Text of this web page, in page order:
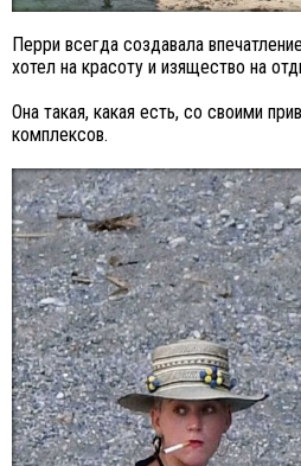
Перри всегда создавала
хотел на красоту и изящество на
Она такая, какая есть, со своими
комплексов.